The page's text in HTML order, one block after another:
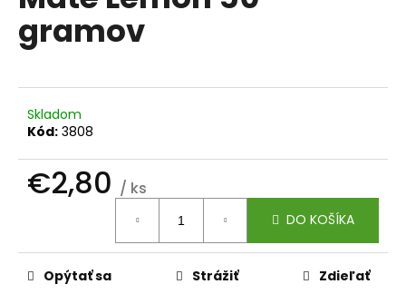
z
5
gramov
Skladom
Kód: 3808
€2,80 / ks
DO KOŠÍKA
Opýtať sa Strážiť Zdieľať
á
j
ť
?